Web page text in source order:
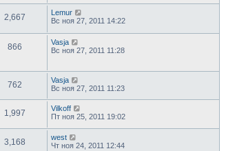
2,667
Lemur
Вс ноя 27, 2011 14:22
866
Vasja
Вс ноя 27, 2011 11:28
762
Vasja
Вс ноя 27, 2011 11:23
1,997
Vilkoff
Пт ноя 25, 2011 19:02
3,168
west
Чт ноя 24, 2011 12:44